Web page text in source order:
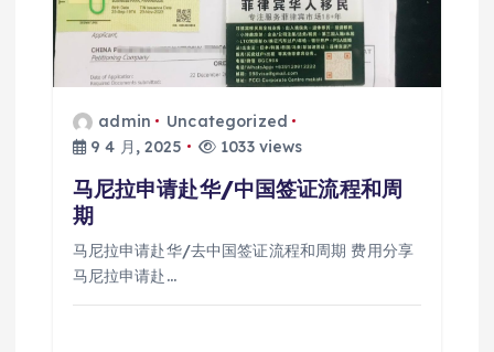
admin
Uncategorized
9 4 月, 2025
1033 views
马尼拉申请赴华/中国签证流程和周
期
马尼拉申请赴华/去中国签证流程和周期 费用分享
马尼拉申请赴…